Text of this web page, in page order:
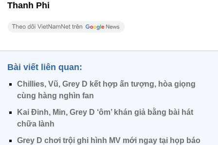
Thanh Phi
Bài viết liên quan:
Chillies, Vũ, Grey D kết hợp ấn tượng, hòa giọng
cùng hàng nghìn fan
Kai Đinh, Min, Grey D ‘ôm’ khán giả bằng bài hát
chữa lành
Grey D chơi trội ghi hình MV mới ngay tại họp báo